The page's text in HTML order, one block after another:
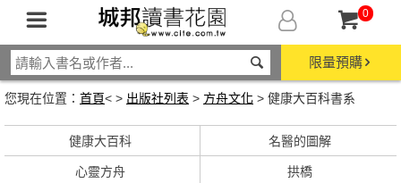
0
限量預購
您現在位置： 首頁< > 出版社列表 > 方舟文化 > 健康大百科書系
健康大百科 名醫的圖解
心靈方舟 拱橋